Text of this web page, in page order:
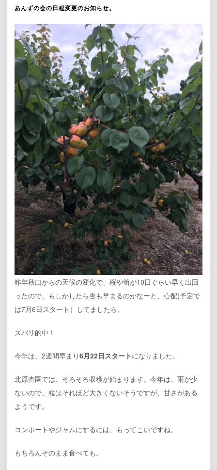
あんずの会の日程変更のお知らせ。
昨年秋口からの天候の変化で、桜や筍が10日ぐらい早く出回
ったので、もしかしたら杏も早まるのかなーと、心配(予定で
は7月6日スタート）してましたら、
ズバリ的中！
今年は、2週間早まり6月22日スタート になりました。
北原杏園では、そろそろ収穫が始まります。今年は、雨が少
ないので、粒はそれほど大きくないそうですが、甘さがある
ようです。
コンポートやジャムにするには、もってこいですね。
もちろんそのまま食べても。